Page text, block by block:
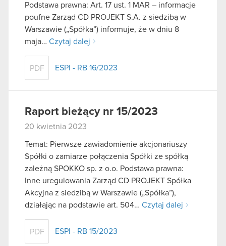
Podstawa prawna: Art. 17 ust. 1 MAR – informacje
poufne Zarząd CD PROJEKT S.A. z siedzibą w
Warszawie („Spółka”) informuje, że w dniu 8
maja… Czytaj dalej
PDF ESPI - RB 16/2023
Raport bieżący nr 15/2023
20 kwietnia 2023
Temat: Pierwsze zawiadomienie akcjonariuszy
Spółki o zamiarze połączenia Spółki ze spółką
zależną SPOKKO sp. z o.o. Podstawa prawna:
Inne uregulowania Zarząd CD PROJEKT Spółka
Akcyjna z siedzibą w Warszawie („Spółka”),
działając na podstawie art. 504… Czytaj dalej
PDF ESPI - RB 15/2023